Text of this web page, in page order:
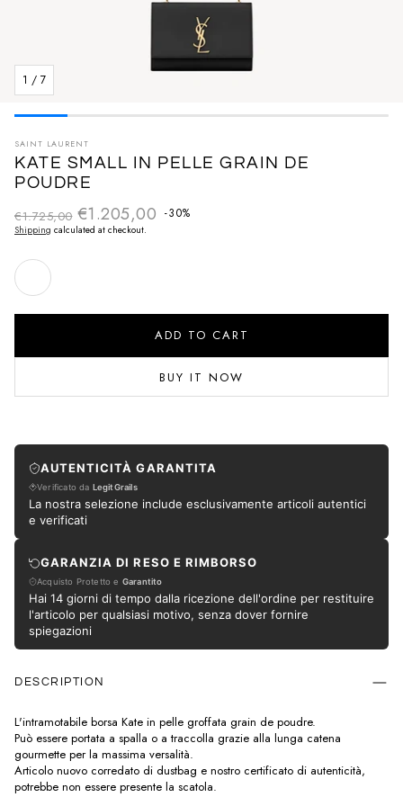
1 / 7
SAINT LAURENT
KATE SMALL IN PELLE GRAIN DE
POUDRE
€1.205,00 -30%
Sale priceRegular price
€1.725,00
Shipping calculated at checkout.
ADD TO CART
BUY IT NOW
AUTENTICITÀ GARANTITA
Verificato da LegitGrails
La nostra selezione include esclusivamente articoli autentici
e verificati
GARANZIA DI RESO E RIMBORSO
Acquisto Protetto e Garantito
Hai 14 giorni di tempo dalla ricezione dell'ordine per restituire
l'articolo per qualsiasi motivo, senza dover fornire
spiegazioni
DESCRIPTION
L'intramotabile borsa Kate in pelle groffata grain de poudre.
Può essere portata a spalla o a traccolla grazie alla lunga catena
gourmette per la massima versalità.
Articolo nuovo corredato di dustbag e nostro certificato di autenticità,
potrebbe non essere presente la scatola.